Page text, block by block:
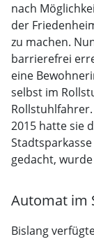
nach
der
zu machen.
barrierefrei
eine
selbst im
2015 hatte sie
gedacht,
Automat im
Bislang